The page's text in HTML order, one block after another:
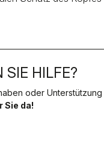
SIE HILFE?
oder
Sie da!